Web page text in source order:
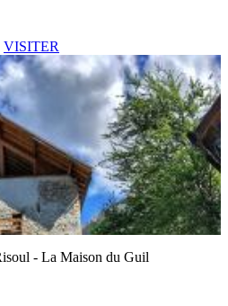
VISITER
- La Maison du Guil